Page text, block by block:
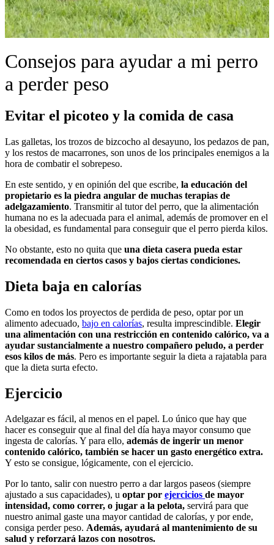
Consejos para ayudar a mi perro
a perder peso
Evitar el picoteo y la comida de casa
Las galletas, los trozos de bizcocho al desayuno, los pedazos de pan,
y los restos de macarrones, son unos de los principales enemigos a la
hora de combatir el sobrepeso.
En este sentido, y en opinión del que escribe, la educación del
propietario es la piedra angular de muchas terapias de
adelgazamiento. Transmitir al tutor del perro, que la alimentación
humana no es la adecuada para el animal, además de promover en el
la obesidad, es fundamental para conseguir que el perro pierda kilos.
No obstante, esto no quita que una dieta casera pueda estar
recomendada en ciertos casos y bajos ciertas condiciones.
Dieta baja en calorías
Como en todos los proyectos de perdida de peso, optar por un
alimento adecuado, bajo en calorías, resulta imprescindible. Elegir
una alimentación con una restricción en contenido calórico, va a
ayudar sustancialmente a nuestro compañero peludo, a perder
esos kilos de más. Pero es importante seguir la dieta a rajatabla para
que la dieta surta efecto.
Ejercicio
Adelgazar es fácil, al menos en el papel. Lo único que hay que
hacer es conseguir que al final del día haya mayor consumo que
ingesta de calorías. Y para ello, además de ingerir un menor
contenido calórico, también se hacer un gasto energético extra.
Y esto se consigue, lógicamente, con el ejercicio.
Por lo tanto, salir con nuestro perro a dar largos paseos (siempre
ajustado a sus capacidades), u optar por ejercicios de mayor
intensidad, como correr, o jugar a la pelota, servirá para que
nuestro animal gaste una mayor cantidad de calorías, y por ende,
consiga perder peso. Además, ayudará al mantenimiento de su
salud y reforzará lazos con nosotros.